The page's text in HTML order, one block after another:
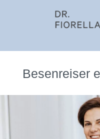
Besenreiser